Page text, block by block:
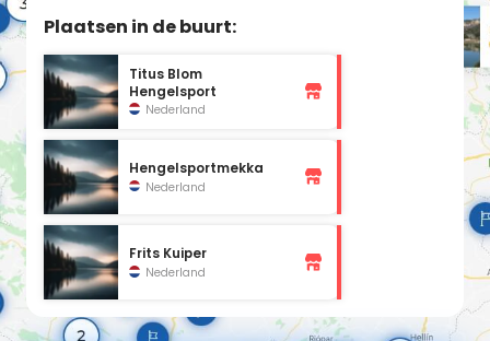
ingang gelegen aan de Campinglaan.
De camping ligt in het Stadspark, een 140 ha. groot park
aan de zuidwest zijde van de stad Groningen. Ooit is het
park aangelegd door een groot industrieel de heer J.E.
Scholten. Naast een mooie wandellocatie heeft het park een
aantal markante plekken zoals de drafbaan(tevens
evenementen locatie), het Stadspark
paviljoen(tegenwoordig Ni Hao) en een erg grote
kinderboerderij met speeltuin.
Plaatsen in de buurt:
Titus Blom
Hengelsport
Nederland
Hengelsportmekka
Nederland
Frits Kuiper
Nederland